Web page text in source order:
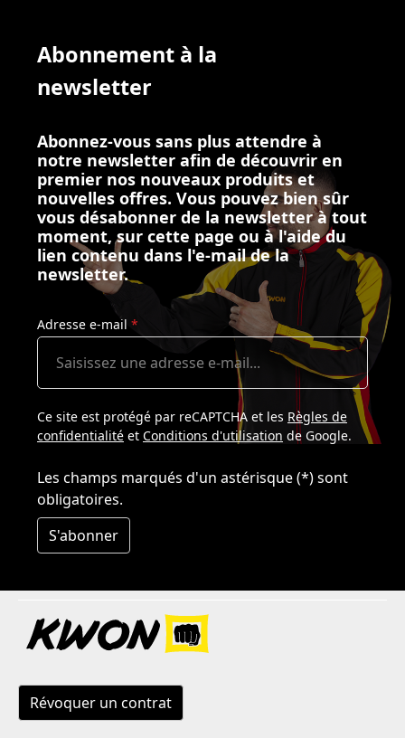
Abonnement à la
newsletter
Abonnez-vous sans plus attendre à
notre newsletter afin de découvrir en
premier nos nouveaux produits et
nouvelles offres. Vous pouvez bien sûr
vous désabonner de la newsletter à tout
moment, sur cette page ou à l'aide du
lien contenu dans l'e-mail de la
newsletter.
Adresse e-mail *
Ce site est protégé par reCAPTCHA et les Règles de
confidentialité et Conditions d'utilisation de Google.
Les champs marqués d'un astérisque (*) sont
obligatoires.
S'abonner
Révoquer un contrat